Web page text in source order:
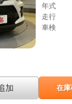
年式
走行
車検
加 在